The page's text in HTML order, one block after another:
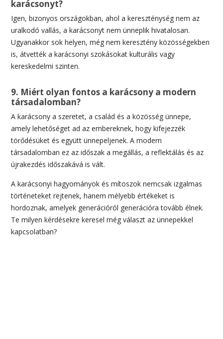
karácsonyt?
Igen, bizonyos országokban, ahol a kereszténység nem az
uralkodó vallás, a karácsonyt nem ünneplik hivatalosan.
Ugyanakkor sok helyen, még nem keresztény közösségekben
is, átvették a karácsonyi szokásokat kulturális vagy
kereskedelmi szinten.
9. Miért olyan fontos a karácsony a modern
társadalomban?
A karácsony a szeretet, a család és a közösség ünnepe,
amely lehetőséget ad az embereknek, hogy kifejezzék
törődésüket és együtt ünnepeljenek. A modern
társadalomban ez az időszak a megállás, a reflektálás és az
újrakezdés időszakává is vált.
A karácsonyi hagyományok és mítoszok nemcsak izgalmas
történeteket rejtenek, hanem mélyebb értékeket is
hordoznak, amelyek generációról generációra tovább élnek.
Te milyen kérdésekre keresel még választ az ünnepekkel
kapcsolatban?